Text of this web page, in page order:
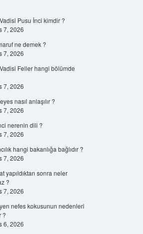
Pusu İnci kimdir ?
7, 2026
ne demek ?
7, 2026
Feller hangi bölümde
7, 2026
nasıl anlaşılır ?
7, 2026
nerenin dili ?
7, 2026
hangi bakanlığa bağlıdır ?
7, 2026
yapıldıktan sonra neler
?
7, 2026
nefes kokusunun nedenleri
?
6, 2026